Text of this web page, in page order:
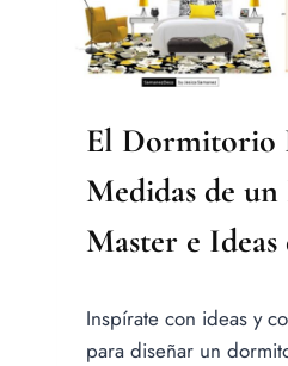
El Dormitorio
Medidas de
Master e Ideas
Jesica
Samanez
Inspírate con ideas y
para diseñar un